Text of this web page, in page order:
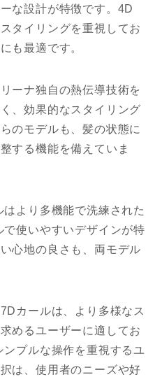
な設計が特徴です。4D
タイリングを重視してお
も最適です。
ーナ独自の熱伝導技術を
、効果的なスタイリング
のモデルも、髪の状態に
する機能を備えていま
より多機能で洗練された
使いやすいデザインが特
心地の良さも、両モデル
カールは、より多様なス
めるユーザーに適してお
プルな操作を重視するユ
は、使用者のニーズや好